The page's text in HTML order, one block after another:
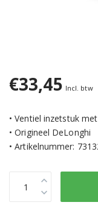
€33,45 Incl. btw
• Ventiel inzetstuk
• Origineel DeLonghi
• Artikelnummer: